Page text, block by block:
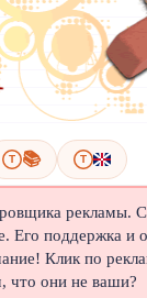
T 📚 T
рекламы.
Его поддержка и
Клик по
что они не ваши?